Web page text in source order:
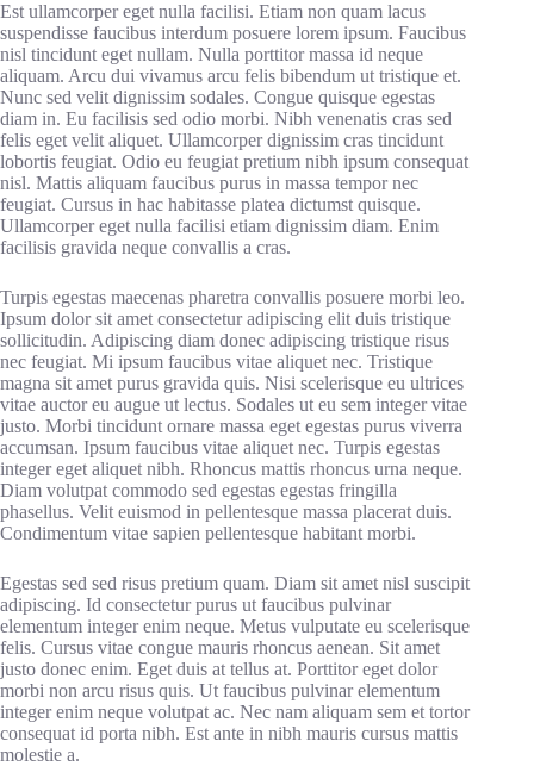
Est ullamcorper eget nulla facilisi. Etiam non quam lacus
suspendisse faucibus interdum posuere lorem ipsum. Faucibus
nisl tincidunt eget nullam. Nulla porttitor massa id neque
aliquam. Arcu dui vivamus arcu felis bibendum ut tristique et.
Nunc sed velit dignissim sodales. Congue quisque egestas
diam in. Eu facilisis sed odio morbi. Nibh venenatis cras sed
felis eget velit aliquet. Ullamcorper dignissim cras tincidunt
lobortis feugiat. Odio eu feugiat pretium nibh ipsum consequat
nisl. Mattis aliquam faucibus purus in massa tempor nec
feugiat. Cursus in hac habitasse platea dictumst quisque.
Ullamcorper eget nulla facilisi etiam dignissim diam. Enim
facilisis gravida neque convallis a cras.
Turpis egestas maecenas pharetra convallis posuere morbi leo.
Ipsum dolor sit amet consectetur adipiscing elit duis tristique
sollicitudin. Adipiscing diam donec adipiscing tristique risus
nec feugiat. Mi ipsum faucibus vitae aliquet nec. Tristique
magna sit amet purus gravida quis. Nisi scelerisque eu ultrices
vitae auctor eu augue ut lectus. Sodales ut eu sem integer vitae
justo. Morbi tincidunt ornare massa eget egestas purus viverra
accumsan. Ipsum faucibus vitae aliquet nec. Turpis egestas
integer eget aliquet nibh. Rhoncus mattis rhoncus urna neque.
Diam volutpat commodo sed egestas egestas fringilla
phasellus. Velit euismod in pellentesque massa placerat duis.
Condimentum vitae sapien pellentesque habitant morbi.
Egestas sed sed risus pretium quam. Diam sit amet nisl suscipit
adipiscing. Id consectetur purus ut faucibus pulvinar
elementum integer enim neque. Metus vulputate eu scelerisque
felis. Cursus vitae congue mauris rhoncus aenean. Sit amet
justo donec enim. Eget duis at tellus at. Porttitor eget dolor
morbi non arcu risus quis. Ut faucibus pulvinar elementum
integer enim neque volutpat ac. Nec nam aliquam sem et tortor
consequat id porta nibh. Est ante in nibh mauris cursus mattis
molestie a.